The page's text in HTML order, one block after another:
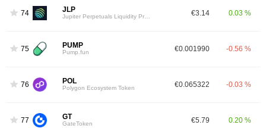
74 JLP €3.14 0.03 %
75 PUMP
Pump.fun €0.001990 -0.56 %
76 POL
Polygon Ecosystem Token €0.065322 -0.03 %
77 GT
GateToken €5.79 0.20 %